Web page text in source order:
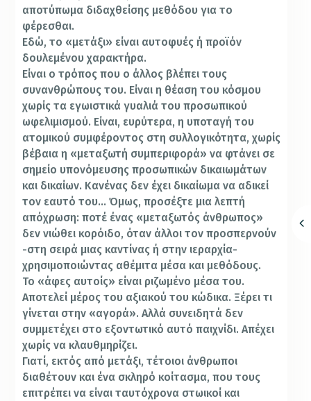
αποτύπωμα διδαχθείσης μεθόδου για το
φέρεσθαι.
Εδώ, το «μετάξι» είναι αυτοφυές ή προϊόν
δουλεμένου χαρακτήρα.
Είναι ο τρόπος που ο άλλος βλέπει τους
συνανθρώπους του. Είναι η θέαση του κόσμου
χωρίς τα εγωιστικά γυαλιά του προσωπικού
ωφελιμισμού. Είναι, ευρύτερα, η υποταγή του
ατομικού συμφέροντος στη συλλογικότητα, χωρίς
βέβαια η «μεταξωτή συμπεριφορά» να φτάνει σε
σημείο υπονόμευσης προσωπικών δικαιωμάτων
και δικαίων. Κανένας δεν έχει δικαίωμα να αδικεί
τον εαυτό του… Όμως, προσέξτε μια λεπτή
απόχρωση: ποτέ ένας «μεταξωτός άνθρωπος»
δεν νιώθει κορόιδο, όταν άλλοι τον προσπερνούν
-στη σειρά μιας καντίνας ή στην ιεραρχία-
χρησιμοποιώντας αθέμιτα μέσα και μεθόδους.
Το «άφες αυτοίς» είναι ριζωμένο μέσα του.
Αποτελεί μέρος του αξιακού του κώδικα. Ξέρει τι
γίνεται στην «αγορά». Αλλά συνειδητά δεν
συμμετέχει στο εξοντωτικό αυτό παιχνίδι. Απέχει
χωρίς να κλαυθμηρίζει.
Γιατί, εκτός από μετάξι, τέτοιοι άνθρωποι
διαθέτουν και ένα σκληρό κοίτασμα, που τους
επιτρέπει να είναι ταυτόχρονα στωικοί και